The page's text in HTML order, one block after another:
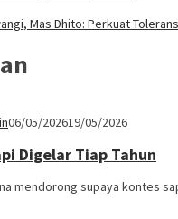
Mas Dhito: Perkuat
06/05/202619/05/2026
Digelar Tiap Tahun
mendorong supaya kontes